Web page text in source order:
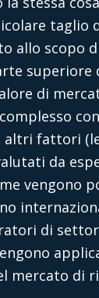
taglio
allo scopo
superiore
di
altri fattori
da
vengono
di
mercato di